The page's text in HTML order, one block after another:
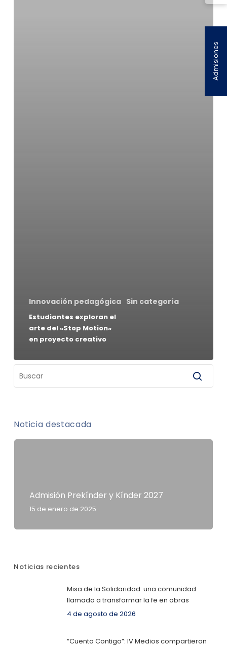
Innovación pedagógica Sin categoría
Estudiantes exploran el
arte del «Stop Motion»
en proyecto creativo
Noticia destacada
Admisión Prekínder y Kínder 2027
15 de enero de 2025
Noticias recientes
Misa de la Solidaridad: una comunidad
llamada a transformar la fe en obras
4 de agosto de 2026
“Cuento Contigo”: IV Medios compartieron
Admisiones